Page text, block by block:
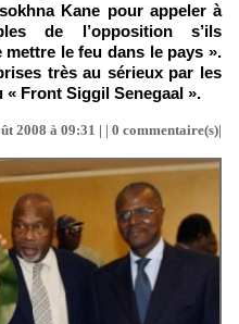
Kane pour appeler à
de l’opposition s’ils
le feu dans le pays ».
très au sérieux par les
Front Siggil Senegaal ».
2008 à 09:31 | | 0 commentaire(s)|